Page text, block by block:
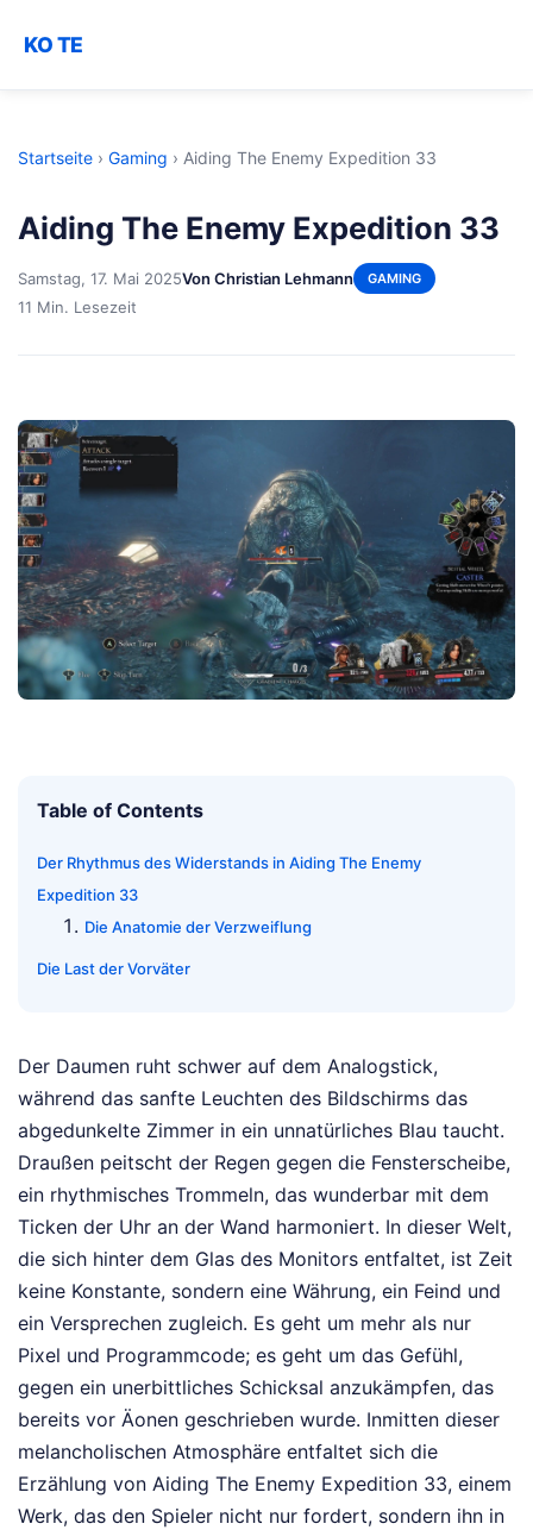
KO TE
Startseite › Gaming › Aiding The Enemy Expedition 33
Aiding The Enemy Expedition 33
Samstag, 17. Mai 2025Von Christian Lehmann GAMING
11 Min. Lesezeit
Table of Contents
Der Rhythmus des Widerstands in Aiding The Enemy
Expedition 33
Die Anatomie der Verzweiflung
Die Last der Vorväter
Der Daumen ruht schwer auf dem Analogstick,
während das sanfte Leuchten des Bildschirms das
abgedunkelte Zimmer in ein unnatürliches Blau taucht.
Draußen peitscht der Regen gegen die Fensterscheibe,
ein rhythmisches Trommeln, das wunderbar mit dem
Ticken der Uhr an der Wand harmoniert. In dieser Welt,
die sich hinter dem Glas des Monitors entfaltet, ist Zeit
keine Konstante, sondern eine Währung, ein Feind und
ein Versprechen zugleich. Es geht um mehr als nur
Pixel und Programmcode; es geht um das Gefühl,
gegen ein unerbittliches Schicksal anzukämpfen, das
bereits vor Äonen geschrieben wurde. Inmitten dieser
melancholischen Atmosphäre entfaltet sich die
Erzählung von Aiding The Enemy Expedition 33, einem
Werk, das den Spieler nicht nur fordert, sondern ihn in